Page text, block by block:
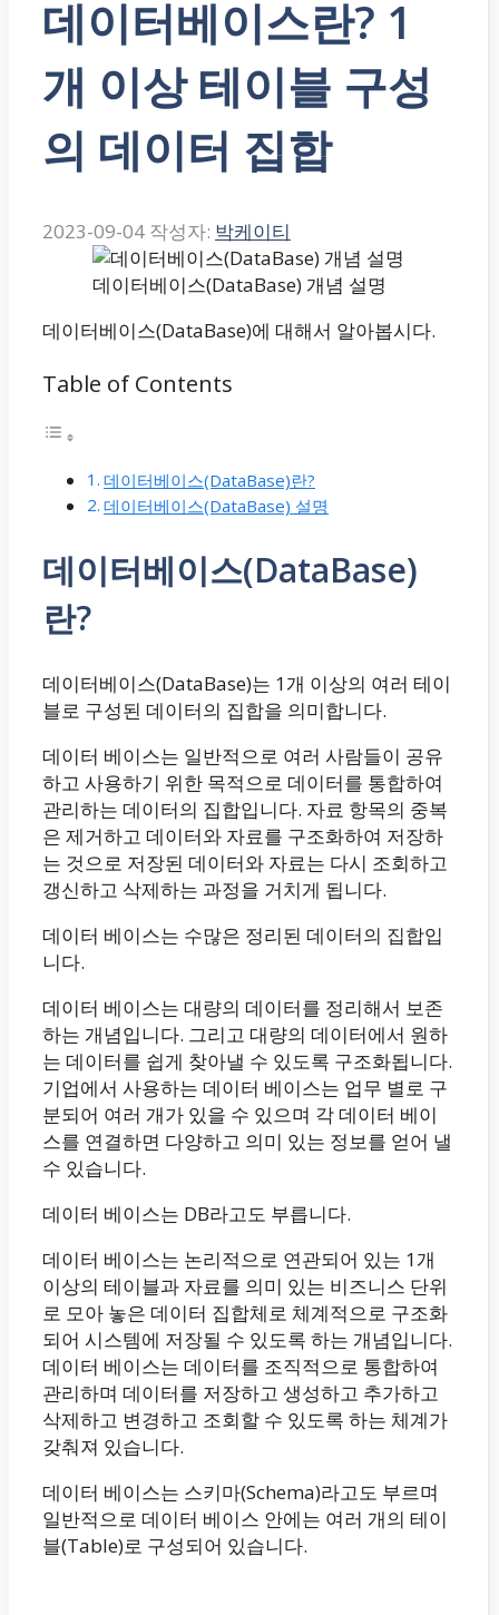
데이터베이스란? 1
개 이상 테이블 구성
의 데이터 집합
2023-09-04 작성자: 박케이티
데이터베이스(DataBase) 개념 설명
데이터베이스(DataBase)에 대해서 알아봅시다.
Table of Contents
데이터베이스(DataBase)란?
데이터베이스(DataBase) 설명
데이터베이스(DataBase)
란?
데이터베이스(DataBase)는 1개 이상의 여러 테이
블로 구성된 데이터의 집합을 의미합니다.
데이터 베이스는 일반적으로 여러 사람들이 공유
하고 사용하기 위한 목적으로 데이터를 통합하여
관리하는 데이터의 집합입니다. 자료 항목의 중복
은 제거하고 데이터와 자료를 구조화하여 저장하
는 것으로 저장된 데이터와 자료는 다시 조회하고
갱신하고 삭제하는 과정을 거치게 됩니다.
데이터 베이스는 수많은 정리된 데이터의 집합입
니다.
데이터 베이스는 대량의 데이터를 정리해서 보존
하는 개념입니다. 그리고 대량의 데이터에서 원하
는 데이터를 쉽게 찾아낼 수 있도록 구조화됩니다.
기업에서 사용하는 데이터 베이스는 업무 별로 구
분되어 여러 개가 있을 수 있으며 각 데이터 베이
스를 연결하면 다양하고 의미 있는 정보를 얻어 낼
수 있습니다.
데이터 베이스는 DB라고도 부릅니다.
데이터 베이스는 논리적으로 연관되어 있는 1개
이상의 테이블과 자료를 의미 있는 비즈니스 단위
로 모아 놓은 데이터 집합체로 체계적으로 구조화
되어 시스템에 저장될 수 있도록 하는 개념입니다.
데이터 베이스는 데이터를 조직적으로 통합하여
관리하며 데이터를 저장하고 생성하고 추가하고
삭제하고 변경하고 조회할 수 있도록 하는 체계가
갖춰져 있습니다.
데이터 베이스는 스키마(Schema)라고도 부르며
일반적으로 데이터 베이스 안에는 여러 개의 테이
블(Table)로 구성되어 있습니다.